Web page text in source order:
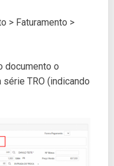
> Faturamento >
documento o
TRO (indicando